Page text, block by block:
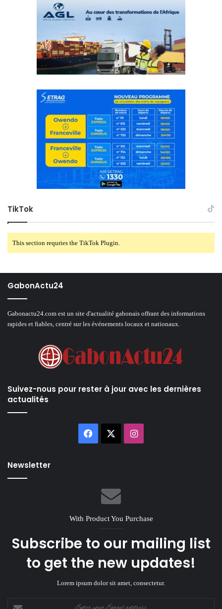
TikTok
This section requries the TikTok Plugin.
GabonActu24
Gabonactu24.com est un site d'actualité gabonais offrant des informations
rapides et fiables, centré sur les événements locaux et nationaux.
Suivez-nous pour rester à jour avec les dernières
actualités
Facebook Instagram
Newsletter
With Product You Purchase
Subscribe to our mailing list
to get the new updates!
Lorem ipsum dolor sit amet, consectetur.